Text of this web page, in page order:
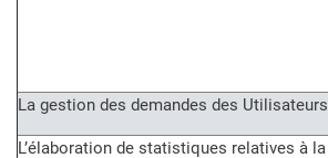
La gestion des demandes des Utilisateurs
L’élaboration de statistiques relatives à la